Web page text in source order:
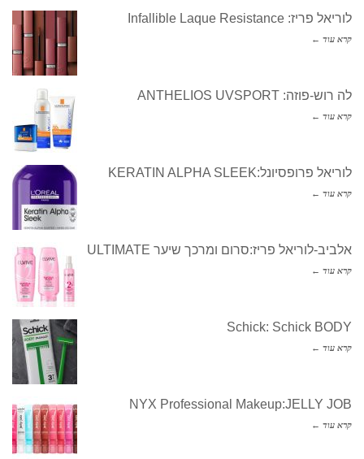
לוריאל פריז: Infallible Laque Resistance
קרא עוד ←
לה רוש-פוזה: ANTHELIOS UVSPORT
קרא עוד ←
לוריאל פרופסיונל:KERATIN ALPHA SLEEK
קרא עוד ←
אלביב-לוריאל פריז:סרום ומרכך שיער ULTIMATE
קרא עוד ←
Schick: Schick BODY
קרא עוד ←
NYX Professional Makeup:JELLY JOB
קרא עוד ←